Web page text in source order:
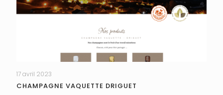
17 avril 2023
CHAMPAGNE VAQUETTE DRIGUET